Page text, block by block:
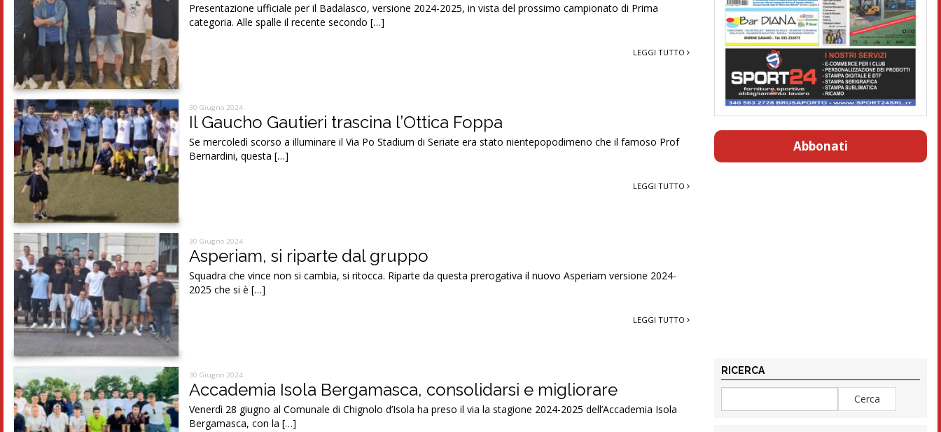
Presentazione ufficiale per il Badalasco, versione 2024-2025, in vista del prossimo campionato di Prima
categoria. Alle spalle il recente secondo […]
LEGGI TUTTO
30 Giugno 2024
Il Gaucho Gautieri trascina l’Ottica Foppa
Se mercoledì scorso a illuminare il Via Po Stadium di Seriate era stato nientepopodimeno che il famoso Prof
Bernardini, questa […]
LEGGI TUTTO
30 Giugno 2024
Asperiam, si riparte dal gruppo
Squadra che vince non si cambia, si ritocca. Riparte da questa prerogativa il nuovo Asperiam versione 2024-
2025 che si è […]
LEGGI TUTTO
30 Giugno 2024
Accademia Isola Bergamasca, consolidarsi e migliorare
Venerdì 28 giugno al Comunale di Chignolo d’Isola ha preso il via la stagione 2024-2025 dell’Accademia Isola
Bergamasca, con la […]
Abbonati
RICERCA